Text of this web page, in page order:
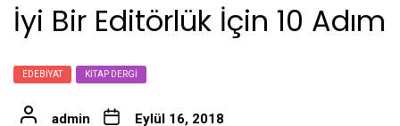
İyi Bir Editörlük İçin 10 Adım
EDEBIYAT KITAP DERGI
admin Eylül 16, 2018